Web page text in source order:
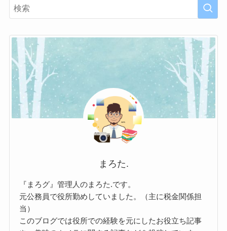
まろた.
『まろグ』管理人のまろた.です。
元公務員で役所勤めしていました。（主に税金関係担
当）
このブログでは役所での経験を元にしたお役立ち記事